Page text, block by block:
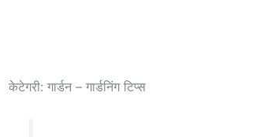
केटेगरी: गार्डन – गार्डनिंग टिप्स